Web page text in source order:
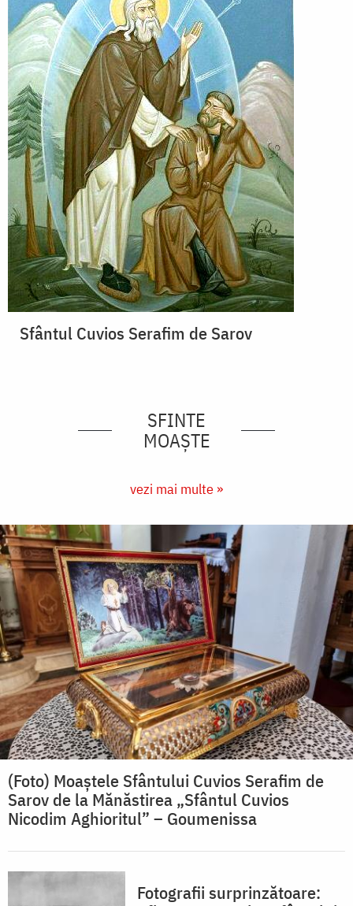
Sfântul Cuvios Serafim de Sarov
SFINTE
MOAȘTE
vezi mai multe »
(Foto) Moaștele Sfântului Cuvios Serafim de
Sarov de la Mănăstirea „Sfântul Cuvios
Nicodim Aghioritul” – Goumenissa
Fotografii surprinzătoare: